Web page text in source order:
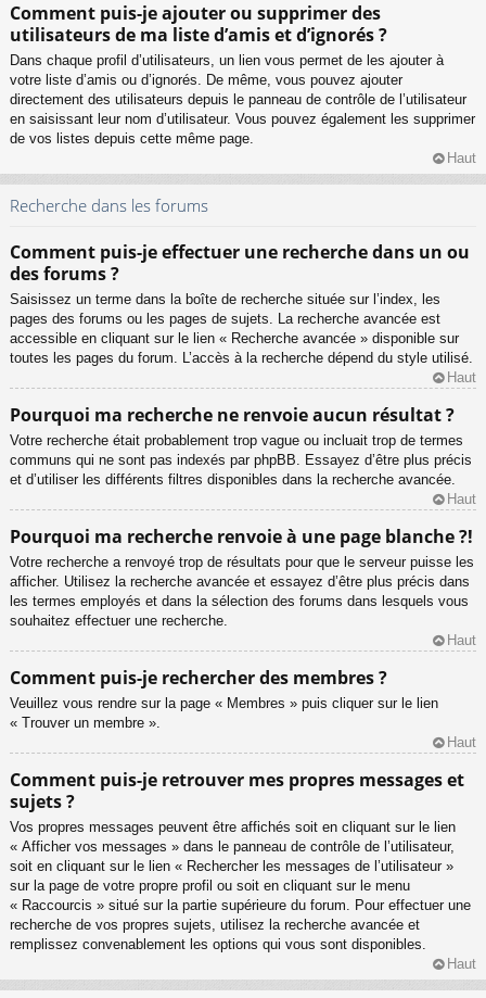
Comment puis-je ajouter ou supprimer des
utilisateurs de ma liste d’amis et d’ignorés ?
Dans chaque profil d’utilisateurs, un lien vous permet de les ajouter à
votre liste d’amis ou d’ignorés. De même, vous pouvez ajouter
directement des utilisateurs depuis le panneau de contrôle de l’utilisateur
en saisissant leur nom d’utilisateur. Vous pouvez également les supprimer
de vos listes depuis cette même page.
Haut
Recherche dans les forums
Comment puis-je effectuer une recherche dans un ou
des forums ?
Saisissez un terme dans la boîte de recherche située sur l’index, les
pages des forums ou les pages de sujets. La recherche avancée est
accessible en cliquant sur le lien « Recherche avancée » disponible sur
toutes les pages du forum. L’accès à la recherche dépend du style utilisé.
Haut
Pourquoi ma recherche ne renvoie aucun résultat ?
Votre recherche était probablement trop vague ou incluait trop de termes
communs qui ne sont pas indexés par phpBB. Essayez d’être plus précis
et d’utiliser les différents filtres disponibles dans la recherche avancée.
Haut
Pourquoi ma recherche renvoie à une page blanche ?!
Votre recherche a renvoyé trop de résultats pour que le serveur puisse les
afficher. Utilisez la recherche avancée et essayez d’être plus précis dans
les termes employés et dans la sélection des forums dans lesquels vous
souhaitez effectuer une recherche.
Haut
Comment puis-je rechercher des membres ?
Veuillez vous rendre sur la page « Membres » puis cliquer sur le lien
« Trouver un membre ».
Haut
Comment puis-je retrouver mes propres messages et
sujets ?
Vos propres messages peuvent être affichés soit en cliquant sur le lien
« Afficher vos messages » dans le panneau de contrôle de l’utilisateur,
soit en cliquant sur le lien « Rechercher les messages de l’utilisateur »
sur la page de votre propre profil ou soit en cliquant sur le menu
« Raccourcis » situé sur la partie supérieure du forum. Pour effectuer une
recherche de vos propres sujets, utilisez la recherche avancée et
remplissez convenablement les options qui vous sont disponibles.
Haut